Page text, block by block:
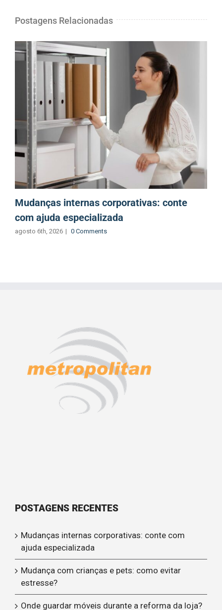
Postagens Relacionadas
Mudanças internas corporativas: conte
com ajuda especializada
agosto 6th, 2026 | 0 Comments
POSTAGENS RECENTES
Mudanças internas corporativas: conte com
ajuda especializada
Mudança com crianças e pets: como evitar
estresse?
Onde guardar móveis durante a reforma da loja?